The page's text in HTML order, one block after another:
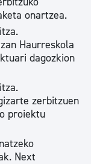
onartzea.
Haurreskola
dagozkion
zerbitzuen
proiektu
Next